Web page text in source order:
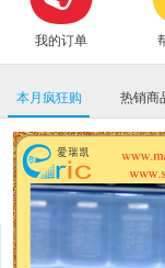
零欧
我的订单
本月疯狂购 热销商